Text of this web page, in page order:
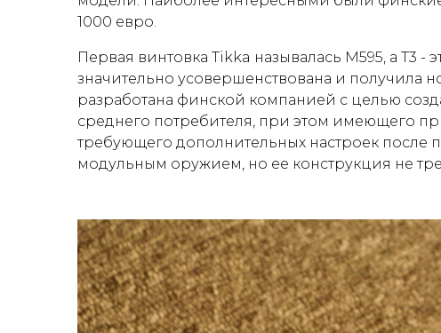
1000 евро.
Первая винтовка Tikka называлась M595, а T3
значительно усовершенствована и получила
разработана финской компанией с целью
среднего потребителя, при этом имеющего
требующего дополнительных настроек после
модульным оружием, но ее конструкция не